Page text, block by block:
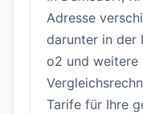
Adresse
darunter in der
o2 und weitere
Tarife für Ihre